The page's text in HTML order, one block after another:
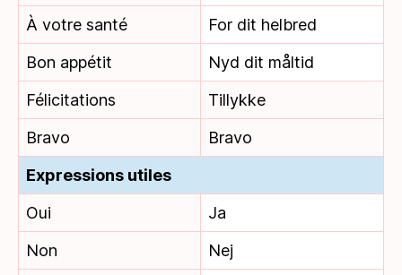
À votre santé
For dit helbred
Bon appétit
Nyd dit måltid
Félicitations
Tillykke
Bravo
Bravo
Expressions utiles
Oui
Ja
Non
Nej